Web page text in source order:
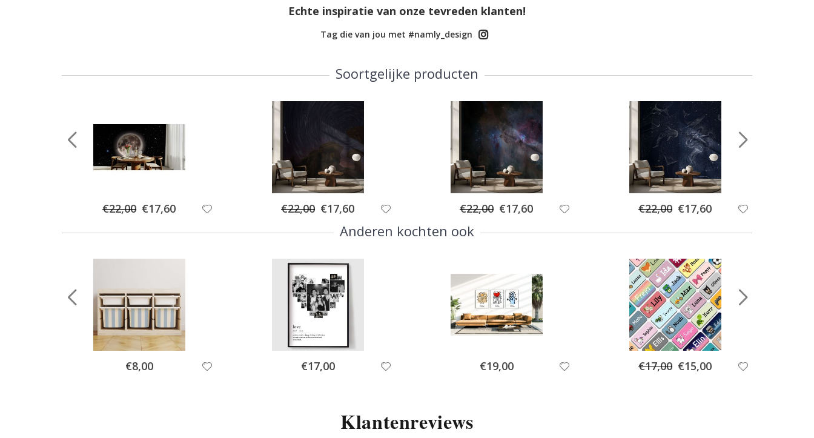
Echte inspiratie van onze tevreden klanten!
Tag die van jou met #namly_design
Soortgelijke producten
€22,00 Special
Price
€17,60 €22,00 Special
Price
€17,60 €22,00 Special
Price
€17,60 €22,00 Special
Price
€17,60
Anderen kochten ook
Special
Price
€8,00 Special
Price
€17,00 Special
Price
€19,00 €17,00 Special
Price
€15,00
Klantenreviews